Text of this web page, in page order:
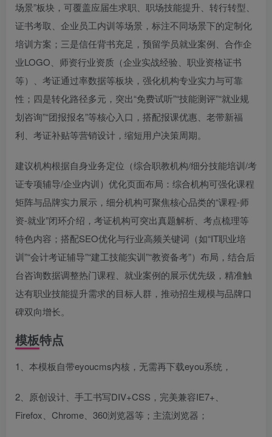
场景”板块，可覆盖应届生求职、职场技能提升、转行转型、
证书考取、企业员工内训等场景，标注不同场景下的定制化
培训方案；三是信任背书充足，预留学员就业案例、合作企
业LOGO、师资行业资质（企业实战经验、职业资格证书
等）、考证通过率数据等板块，强化机构专业实力与可靠
性；四是转化路径多元，突出“免费试听”“技能测评”“就业规
划咨询”“团报报名”等核心入口，搭配报课优惠、老带新福
利、考证补贴等营销设计，缩短用户决策周期。
建议机构根据自身业务定位（综合职教机构/细分技能培训/考
证专项辅导/企业内训）优化页面布局：综合机构可强化课程
矩阵与品牌实力展示，细分机构可聚焦核心品类的“课程-师
资-就业”闭环介绍，考证机构可突出真题解析、考点梳理等
特色内容；搭配SEO优化与行业高频关键词（如“IT职业培
训”“会计考证辅导”“建工技能实训”“教资备考”）布局，结合后
台咨询数据调整热门课程、就业案例的展示优先级，精准触
达有职业技能提升需求的目标人群，推动招生规模与品牌口
碑双向增长。
模板特点
1、本模板自带eyoucms内核，无需再下载eyou系统，
2、原创设计、手工书写DIV+CSS，完美兼容IE7+、
Firefox、Chrome、360浏览器等；主流浏览器；